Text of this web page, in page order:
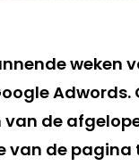
weken
van de
van de pagina